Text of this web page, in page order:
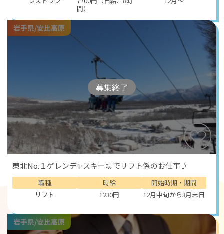
間）
募集終了
岩手県/安比高原
東北No.１ゲレンデ✨スキー場でリフト係のお仕事♪
職種
リフト
時給
1230円
開始時期・期間
12月中旬から3月末日
岩手県/安比高原